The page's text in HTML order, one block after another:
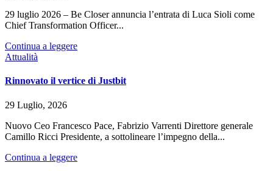
29 luglio 2026 – Be Closer annuncia l’entrata di Luca Sioli come
Chief Transformation Officer...
Continua a leggere
Attualità
Rinnovato il vertice di Justbit
29 Luglio, 2026
Nuovo Ceo Francesco Pace, Fabrizio Varrenti Direttore generale
Camillo Ricci Presidente, a sottolineare l’impegno della...
Continua a leggere